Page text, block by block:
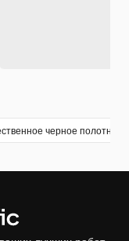
черное полотно